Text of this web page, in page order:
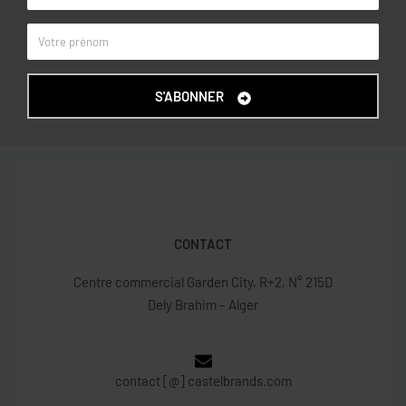
COULEUR
MARQUE OVS KIDS
CONTACT
Centre commercial Garden City, R+2, N° 215D
Dely Brahim – Alger
contact [@] castelbrands.com
S'ABONNER